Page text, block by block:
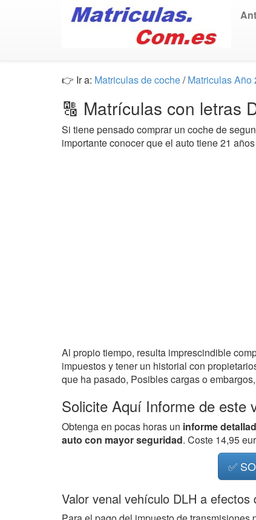
👉 Ir a: Matriculas de coche/Matriculas Año
🔠 Matrículas con letras
Si tiene pensado comprar un coche de
importante conocer que el auto tiene 21
Al propio tiempo, resulta imprescindible
impuestos y tener un historial con
que ha pasado, Posibles cargas o
Solicite Aquí Informe de este
Obtenga en pocas horas un informe
auto con mayor seguridad. Coste 14,95
✅
Valor venal vehículo DLH a efectos